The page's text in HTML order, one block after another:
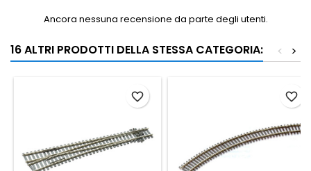
Ancora nessuna recensione da parte degli utenti.
16 ALTRI PRODOTTI DELLA STESSA CATEGORIA: >
<
favorite_border favorite_border